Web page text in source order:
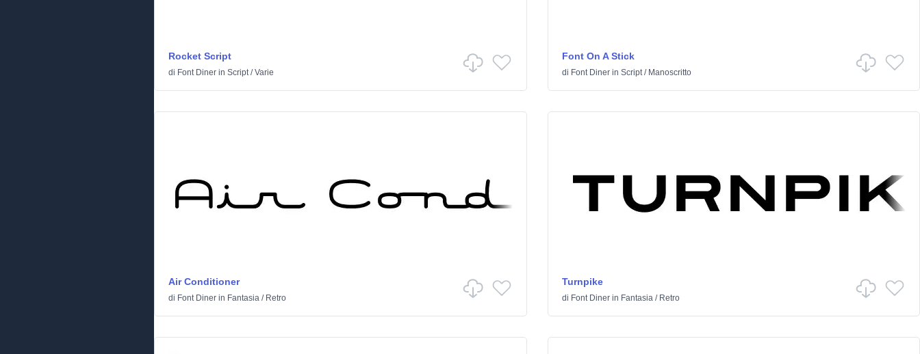
Rocket Script
di Font Diner in Script/Varie
Font On A Stick
di Font Dinerin Script/ Manoscritto
Air Conditioner
di Font Diner in Fantasia / Retro
Turnpike
di Font Dinerin Fantasia/ Retro